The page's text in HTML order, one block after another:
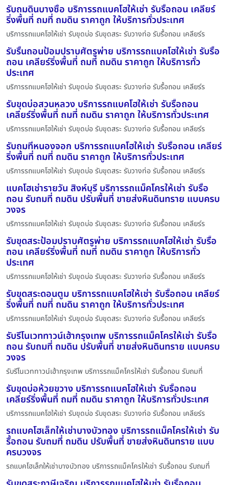
รับถมดินบางซื่อ บริการรถแบคโฮให้เช่า รับรื้อถอน เคลียร์
ริ่งพื้นที่ ถมที่ ถมดิน ราคาถูก ให้บริการทั่วประเทศ
บริการรถแบคโฮให้เช่า รับขุดบ่อ รับขุดสระ รับวางท่อ รับรื้อถอน เคลียร์ร
รับรื้นถอนป้อมปราบศัตรูพ่าย บริการรถแบคโฮให้เช่า รับรื้อ
ถอน เคลียร์ริ่งพื้นที่ ถมที่ ถมดิน ราคาถูก ให้บริการทั่ว
ประเทศ
บริการรถแบคโฮให้เช่า รับขุดบ่อ รับขุดสระ รับวางท่อ รับรื้อถอน เคลียร์ร
รับขุดบ่อสวนหลวง บริการรถแบคโฮให้เช่า รับรื้อถอน
เคลียร์ริ่งพื้นที่ ถมที่ ถมดิน ราคาถูก ให้บริการทั่วประเทศ
บริการรถแบคโฮให้เช่า รับขุดบ่อ รับขุดสระ รับวางท่อ รับรื้อถอน เคลียร์ร
รับถมที่หนองจอก บริการรถแบคโฮให้เช่า รับรื้อถอน เคลียร์
ริ่งพื้นที่ ถมที่ ถมดิน ราคาถูก ให้บริการทั่วประเทศ
บริการรถแบคโฮให้เช่า รับขุดบ่อ รับขุดสระ รับวางท่อ รับรื้อถอน เคลียร์ร
แบคโฮเช่ารายวัน สิงห์บุรี บริการรถแม็คโครให้เช่า รับรื้อ
ถอน รับถมที่ ถมดิน ปรับพื้นที่ ขายส่งหินดินทราย แบบครบ
วงจร
บริการรถแบคโฮให้เช่า รับขุดบ่อ รับขุดสระ รับวางท่อ รับรื้อถอน เคลียร์ร
รับขุดสระป้อมปราบศัตรูพ่าย บริการรถแบคโฮให้เช่า รับรื้อ
ถอน เคลียร์ริ่งพื้นที่ ถมที่ ถมดิน ราคาถูก ให้บริการทั่ว
ประเทศ
บริการรถแบคโฮให้เช่า รับขุดบ่อ รับขุดสระ รับวางท่อ รับรื้อถอน เคลียร์ร
รับขุดสระดอนตูม บริการรถแบคโฮให้เช่า รับรื้อถอน เคลียร์
ริ่งพื้นที่ ถมที่ ถมดิน ราคาถูก ให้บริการทั่วประเทศ
บริการรถแบคโฮให้เช่า รับขุดบ่อ รับขุดสระ รับวางท่อ รับรื้อถอน เคลียร์ร
รับรีโนเวททาวน์เฮ้ากรุงเทพ บริการรถแม็คโครให้เช่า รับรื้อ
ถอน รับถมที่ ถมดิน ปรับพื้นที่ ขายส่งหินดินทราย แบบครบ
วงจร
รับรีโนเวททาวน์เฮ้ากรุงเทพ บริการรถแม็คโครให้เช่า รับรื้อถอน รับถมที่
รับขุดบ่อห้วยขวาง บริการรถแบคโฮให้เช่า รับรื้อถอน
เคลียร์ริ่งพื้นที่ ถมที่ ถมดิน ราคาถูก ให้บริการทั่วประเทศ
บริการรถแบคโฮให้เช่า รับขุดบ่อ รับขุดสระ รับวางท่อ รับรื้อถอน เคลียร์ร
รถแบคโฮเล็กให้เช่าบางบัวทอง บริการรถแม็คโครให้เช่า รับ
รื้อถอน รับถมที่ ถมดิน ปรับพื้นที่ ขายส่งหินดินทราย แบบ
ครบวงจร
รถแบคโฮเล็กให้เช่าบางบัวทอง บริการรถแม็คโครให้เช่า รับรื้อถอน รับถมที่